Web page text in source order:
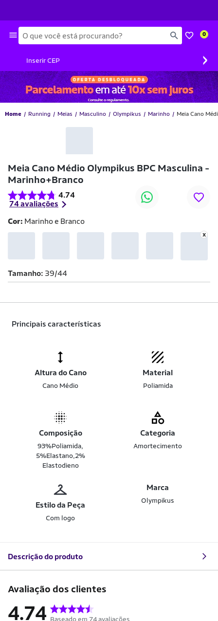
Busca 0
Inserir CEP ›
Home Running Meias Masculino Olympikus Marinho Meia Cano
Meia Cano Médio Olympikus BPC Masculina -
Marinho+Branco
4.74
74 avaliações
Cor: Marinho e Branco
Tamanho 39/44
Principais características
Altura do Cano
Cano Médio
Material
Poliamida
Composição
93%Poliamida,
5%Elastano,2%
Elastodieno
Categoria
Amortecimento
Estilo da Peça
Com logo
Marca
Olympikus
Descrição do produto
Avaliação dos clientes
4.74 Baseado em 74 avaliações